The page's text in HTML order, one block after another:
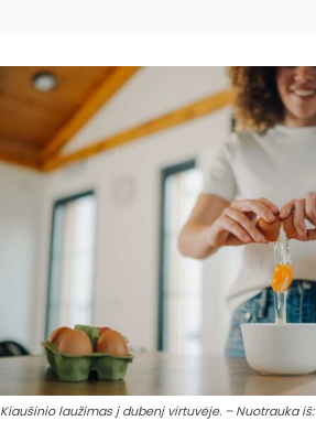
Kiaušinio laužimas į dubenį virtuvėje. – Nuotrauka iš: